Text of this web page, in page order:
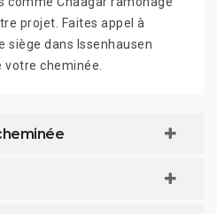
projet. Faites appel à
siège dans Issenhausen
votre cheminée.